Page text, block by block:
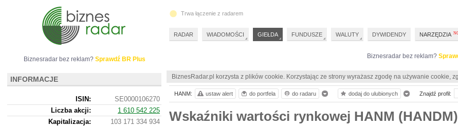
Biznesradar bez reklam?
BiznesRadar.pl korzysta z plików cookie. Korzystając ze strony wyrażasz zgodę na używanie cookie,
Wskaźniki wartości rynkowej HANM (HANDM)
HANM: ustaw alert do portfela do radaru dodaj do ulubionych Znajdź profil:
Biznesradar bez reklam? Sprawdź BR Plus
INFORMACJE
ISIN:
SE0000106270
Liczba akcji:
1 610 542 225
Kapitalizacja:
103 171 334 934
Trwa łączenie z radarem
RADAR WIADOMOŚCI GIEŁDA FUNDUSZE WALUTY DYWIDENDY NARZĘDZIA